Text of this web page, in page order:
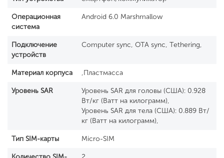
Операционная
система
Android 6.0 Marshmallow
Подключение
устройств
Computer sync, OTA sync, Tethering,
Материал корпуса ,Пластмасса
Уровень SAR
Уровень SAR для головы (США): 0.928
Вт/кг (Ватт на килограмм),
Уровень SAR для тела (США): 0.889 Вт/
кг (Ватт на килограмм),
Тип SIM-карты Micro-SIM